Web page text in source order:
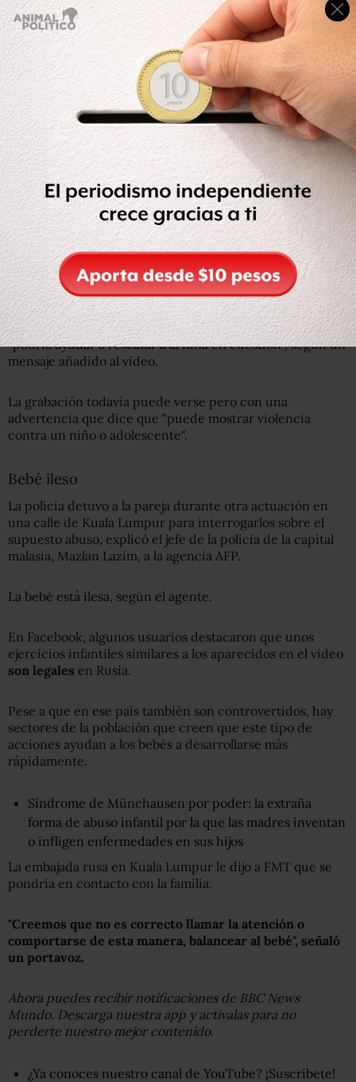
El clip muestra a un hombre sosteniendo de los pies a la
bebé, balanceándola entre sus piernas y elevándola por
encima de su cabeza.
También lanza al aire a la niña varias veces.
La mujer condenada a prisión en Francia por
esconder durante casi dos años a su hija dentro del
maletero de su carro
Junto a él hay un grupo de otros europeos tocando
instrumentos y cantando.
Hasta el martes, la publicación de Facebook había sido
vista más de51.000 veces.
Esta red social explica que no la ha eliminado porque
"podría ayudar a rescatar a la niña en cuestión", según un
mensaje añadido al video.
La grabación todavía puede verse pero con una
advertencia que dice que "puede mostrar violencia
contra un niño o adolescente".
Bebé ileso
La policía detuvo a la pareja durante otra actuación en
una calle de Kuala Lumpur para interrogarlos sobre el
supuesto abuso, explicó el jefe de la policía de la capital
malasia, Mazlan Lazim, a la agencia AFP.
La bebé está ilesa, según el agente.
En Facebook, algunos usuarios destacaron que unos
ejercicios infantiles similares a los aparecidos en el video
son legales en Rusia.
Pese a que en ese país también son controvertidos, hay
sectores de la población que creen que este tipo de
acciones ayudan a los bebés a desarrollarse más
rápidamente.
Síndrome de Münchausen por poder: la extraña
forma de abuso infantil por la que las madres inventan
o infligen enfermedades en sus hijos
La embajada rusa en Kuala Lumpur le dijo a FMT que se
pondría en contacto con la familia.
"Creemos que no es correcto llamar la atención o
comportarse de esta manera, balancear al bebé", señaló
un portavoz.
Ahora puedes recibir notificaciones de BBC News
Mundo. Descarga nuestra app y actívalas para no
perderte nuestro mejor contenido.
¿Ya conoces nuestro canal de YouTube? ¡Suscríbete!